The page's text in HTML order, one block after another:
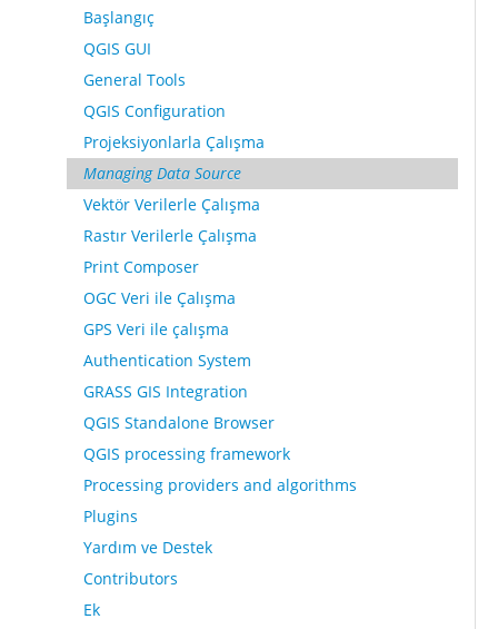
Başlangıç
QGIS GUI
General Tools
QGIS Configuration
Projeksiyonlarla Çalışma
Managing Data Source
Vektör Verilerle Çalışma
Rastır Verilerle Çalışma
Print Composer
OGC Veri ile Çalışma
GPS Veri ile çalışma
Authentication System
GRASS GIS Integration
QGIS Standalone Browser
QGIS processing framework
Processing providers and algorithms
Plugins
Yardım ve Destek
Contributors
Ek